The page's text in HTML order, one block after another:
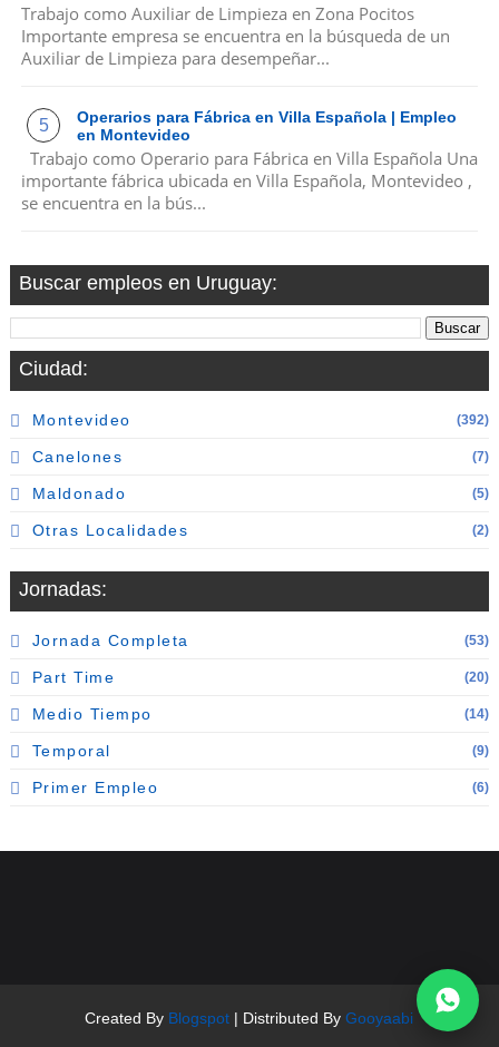
Trabajo como Auxiliar de Limpieza en Zona Pocitos
Importante empresa se encuentra en la búsqueda de un
Auxiliar de Limpieza para desempeñar...
Operarios para Fábrica en Villa Española | Empleo
en Montevideo
Trabajo como Operario para Fábrica en Villa Española Una
importante fábrica ubicada en Villa Española, Montevideo ,
se encuentra en la bús...
Buscar empleos en Uruguay:
Ciudad:
Montevideo (392)
Canelones (7)
Maldonado (5)
Otras Localidades (2)
Jornadas:
Jornada Completa (53)
Part Time (20)
Medio Tiempo (14)
Temporal (9)
Primer Empleo (6)
Created By Blogspot | Distributed ByGooyaabi